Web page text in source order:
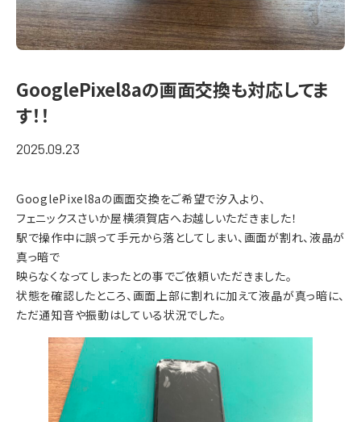
GooglePixel8aの画面交換も対応してま
す！！
2025.09.23
GooglePixel8aの画面交換をご希望で汐入より、
フェニックスさいか屋横須賀店へお越しいただきました！
駅で操作中に誤って手元から落としてしまい、画面が割れ、液晶が
真っ暗で
映らなくなってしまったとの事でご依頼いただきました。
状態を確認したところ、画面上部に割れに加えて液晶が真っ暗に、
ただ通知音や振動はしている状況でした。